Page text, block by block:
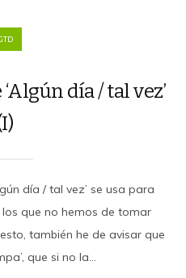
día / tal vez’
día / tal vez’ se usa para
que no hemos de tomar
también he de avisar que
que si no la...